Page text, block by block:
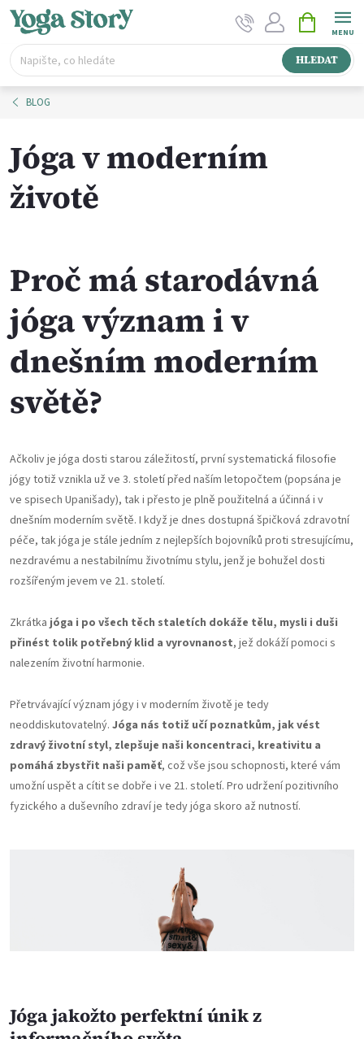
Přejít
obsah
HLEDAT
NÁKUPNÍ
KOŠÍK
BLOG
Jóga v moderním
životě
Proč má starodávná
jóga význam i v
dnešním moderním
světě?
Ačkoliv je jóga dosti starou záležitostí, první systematická filosofie
jógy totiž vznikla už ve 3. století před naším letopočtem (popsána je
ve spisech Upanišady), tak i přesto je plně použitelná a účinná i v
dnešním moderním světě. I když je dnes dostupná špičková zdravotní
péče, tak jóga je stále jedním z nejlepších bojovníků proti stresujícímu,
nezdravému a nestabilnímu životnímu stylu, jenž je bohužel dosti
rozšířeným jevem ve 21. století.
Zkrátka jóga i po všech těch staletích dokáže tělu, mysli i duši
přinést tolik potřebný klid a vyrovnanost, jež dokáží pomoci s
nalezením životní harmonie.
Přetrvávající význam jógy i v moderním životě je tedy
neoddiskutovatelný. Jóga nás totiž učí poznatkům, jak vést
zdravý životní styl, zlepšuje naši koncentraci, kreativitu a
pomáhá zbystřit naši paměť, což vše jsou schopnosti, které vám
umožní uspět a cítit se dobře i ve 21. století. Pro udržení pozitivního
fyzického a duševního zdraví je tedy jóga skoro až nutností.
Jóga jakožto perfektní únik z